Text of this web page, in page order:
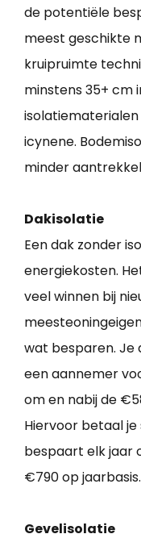
de potentiële
meest geschikte
kruipruimte
minstens 35+ cm
isolatiematerialen
icynene.
minder
Dakisolatie
Een dak zonder
energiekosten.
veel winnen bij
wat besparen. Je
een aannemer
om en nabij de
Hiervoor betaal je
bespaart elk jaar
€790 op jaarbasis.
Gevelisolatie